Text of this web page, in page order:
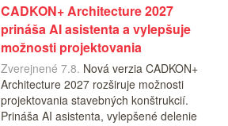
CADKON+ Architecture 2027
prináša AI asistenta a vylepšuje
možnosti projektovania
Zverejnené 7.8. Nová verzia CADKON+
Architecture 2027 rozširuje možnosti
projektovania stavebných konštrukcií.
Prináša AI asistenta, vylepšené delenie